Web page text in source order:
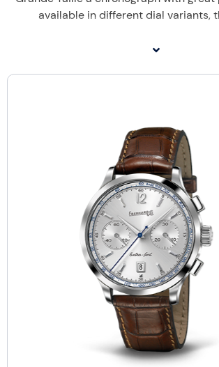
available in different dial variants,
a mechanical self-winding
sophisticated watch, which once again
watchmaker’s history and
tradition, passion and a timeless
man of the past, the present and